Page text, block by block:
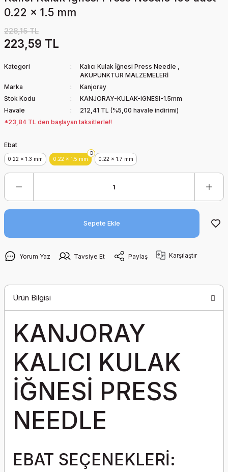
0.22 x 1.5 mm
228,15 TL
223,59 TL
Kategori Kalıcı Kulak İğnesi Press Needle ,
AKUPUNKTUR MALZEMELERİ
Marka
Kanjoray
Stok Kodu
KANJORAY-KULAK-IGNESI-1.5mm
Havale
212,41 TL (%5,00 havale indirimi)
*23,84 TL den başlayan taksitlerle!!
Ebat
0.22 x 1.3 mm 0.22 x 1.5 mm 0.22 x 1.7 mm
Sepete Ekle
Yorum Yaz Tavsiye Et Paylaş Karşılaştır
Ürün Bilgisi
KANJORAY
KALICI KULAK
İĞNESİ PRESS
NEEDLE
EBAT SEÇENEKLERİ: